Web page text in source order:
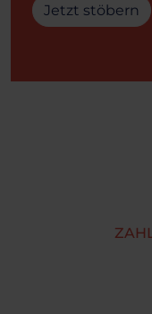
Jetzt stöbern